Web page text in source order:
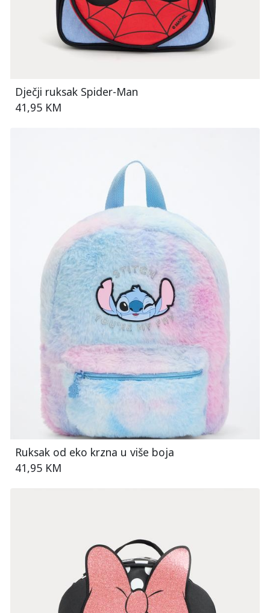
Dječji ruksak Spider-Man
41,95 KM
Ruksak od eko krzna u više boja
41,95 KM